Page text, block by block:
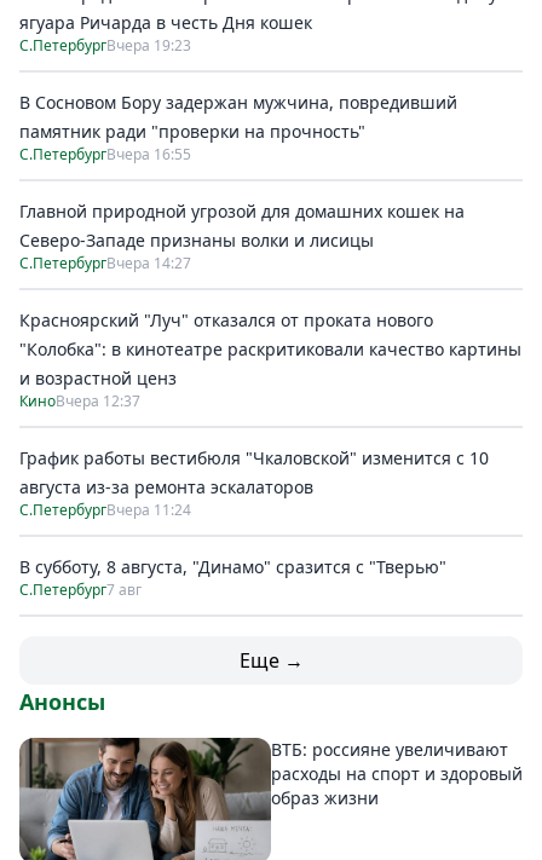
ягуара Ричарда в честь Дня кошек
С.ПетербургВчера 19:23
В Сосновом Бору задержан мужчина, повредивший
памятник ради "проверки на прочность"
С.ПетербургВчера 16:55
Главной природной угрозой для домашних кошек на
Северо-Западе признаны волки и лисицы
С.ПетербургВчера 14:27
Красноярский "Луч" отказался от проката нового
"Колобка": в кинотеатре раскритиковали качество картины
и возрастной ценз
КиноВчера 12:37
График работы вестибюля "Чкаловской" изменится с 10
августа из-за ремонта эскалаторов
С.ПетербургВчера 11:24
В субботу, 8 августа, "Динамо" сразится с "Тверью"
С.Петербург7 авг
Еще →
Анонсы
ВТБ: россияне увеличивают
расходы на спорт и здоровый
образ жизни